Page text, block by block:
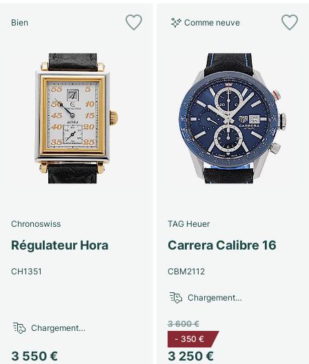
Bien
Chronoswiss
Régulateur Hora
CH1351
3 550 €
Chargement…
Comme neuve
TAG Heuer
Carrera Calibre 16
CBM2112
3 250 €
3 600 €
- 350 €
Chargement…